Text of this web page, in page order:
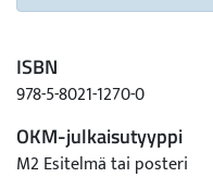
ISBN
978-5-8021-1270-0
OKM-julkaisutyyppi
M2 Esitelmä tai posteri